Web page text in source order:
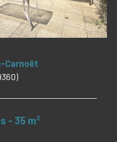
Carnoët
- 35 m²